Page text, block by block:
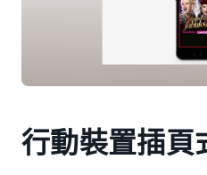
行動裝置插頁